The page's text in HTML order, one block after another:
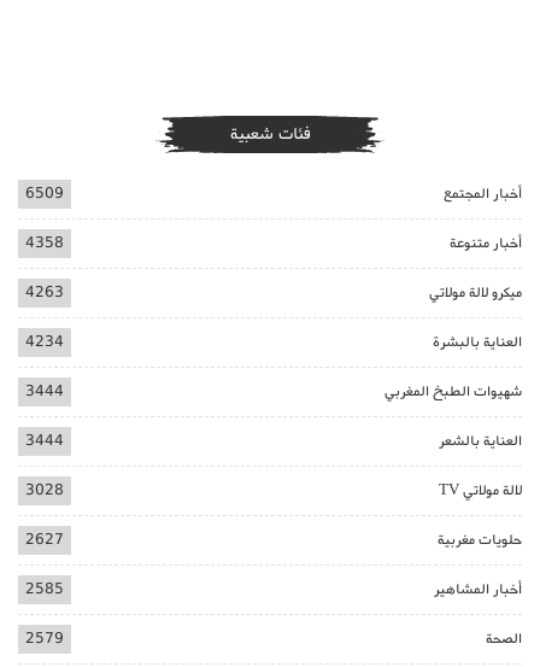
فئات شعبية
أخبار المجتمع 6509
أخبار متنوعة 4358
ميكرو لالة مولاتي 4263
العناية بالبشرة 4234
شهيوات الطبخ المغربي 3444
العناية بالشعر 3444
لالة مولاتي TV 3028
حلويات مغربية 2627
أخبار المشاهير 2585
الصحة 2579